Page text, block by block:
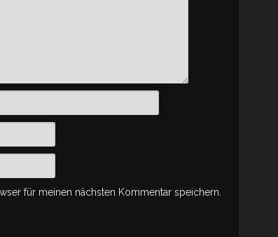
für meinen nächsten Kommentar speichern.